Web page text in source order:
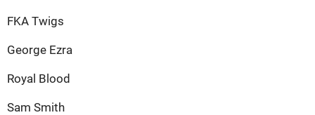
FKA Twigs
George Ezra
Royal Blood
Sam Smith